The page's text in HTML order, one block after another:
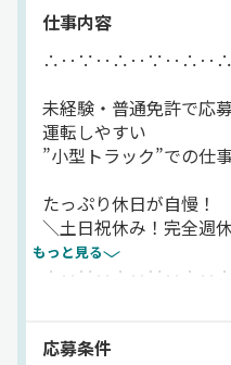
休もしっかり》今よりプ
に正社員と同じ給与・条
仕事内容
未経験・普通免許で応
運転しやすい
”小型トラック”での仕
たっぷり休日が自慢！
＼土日祝休み！完全週
トラックに乗ったこと
もっと見る
応募条件